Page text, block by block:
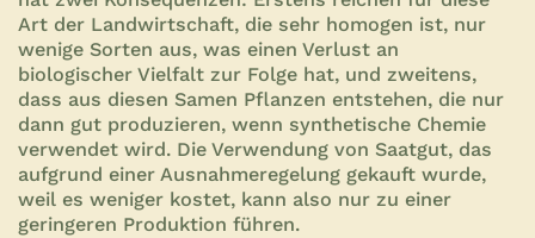
Art der Landwirtschaft, die sehr homogen ist, nur
wenige Sorten aus, was einen Verlust an
biologischer Vielfalt zur Folge hat, und zweitens,
dass aus diesen Samen Pflanzen entstehen, die nur
dann gut produzieren, wenn synthetische Chemie
verwendet wird. Die Verwendung von Saatgut, das
aufgrund einer Ausnahmeregelung gekauft wurde,
weil es weniger kostet, kann also nur zu einer
geringeren Produktion führen.